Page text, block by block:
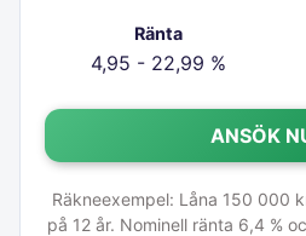
Ränta
4,95 - 22,99 %
ANSÖK
Räkneexempel: Låna 150 000
på 12 år. Nominell ränta 6,4 %